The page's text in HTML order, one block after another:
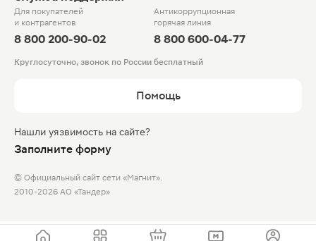
Для покупателей
и контрагентов
8 800 200-90-02
Антикоррупционная
горячая линия
8 800 600-04-77
Круглосуточно, звонок по России бесплатный
Помощь
Нашли уязвимость на сайте?
Заполните форму
© Официальный сайт сети «Магнит».
2010-2026 АО «Тандер»